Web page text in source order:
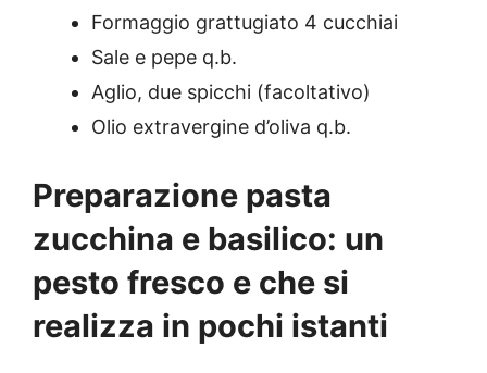
Formaggio grattugiato 4 cucchiai
Sale e pepe q.b.
Aglio, due spicchi (facoltativo)
Olio extravergine d’oliva q.b.
Preparazione pasta
zucchina e basilico: un
pesto fresco e che si
realizza in pochi istanti